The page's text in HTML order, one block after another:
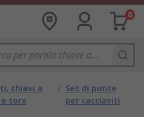
0
chiavi a
torx
/ Set di punte
per cacciaviti